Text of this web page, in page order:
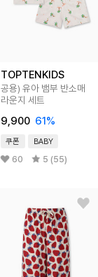
TOPTENKIDS
공용) 유아 뱀부 반소매
라운지 세트
9,900 61%
쿠폰 BABY
60 5 (55)